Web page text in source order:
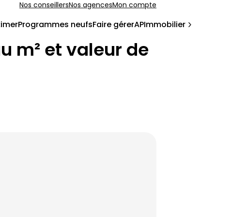
Nos conseillersNos agencesMon compte
Programmes neufsFaire gérerAPImmobilier
m² et valeur de